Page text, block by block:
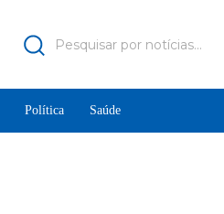
Pesquisar por notícias...
Política Saúde